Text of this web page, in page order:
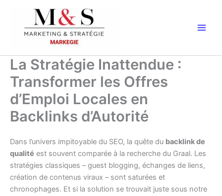
contenu
La Stratégie Inattendue :
Transformer les Offres
d’Emploi Locales en
Backlinks d’Autorité
Dans l’univers impitoyable du SEO, la quête du backlink de
qualité est souvent comparée à la recherche du Graal. Les
stratégies classiques – guest blogging, échanges de liens,
création de contenus viraux – sont saturées et
chronophages. Et si la solution se trouvait juste sous notre